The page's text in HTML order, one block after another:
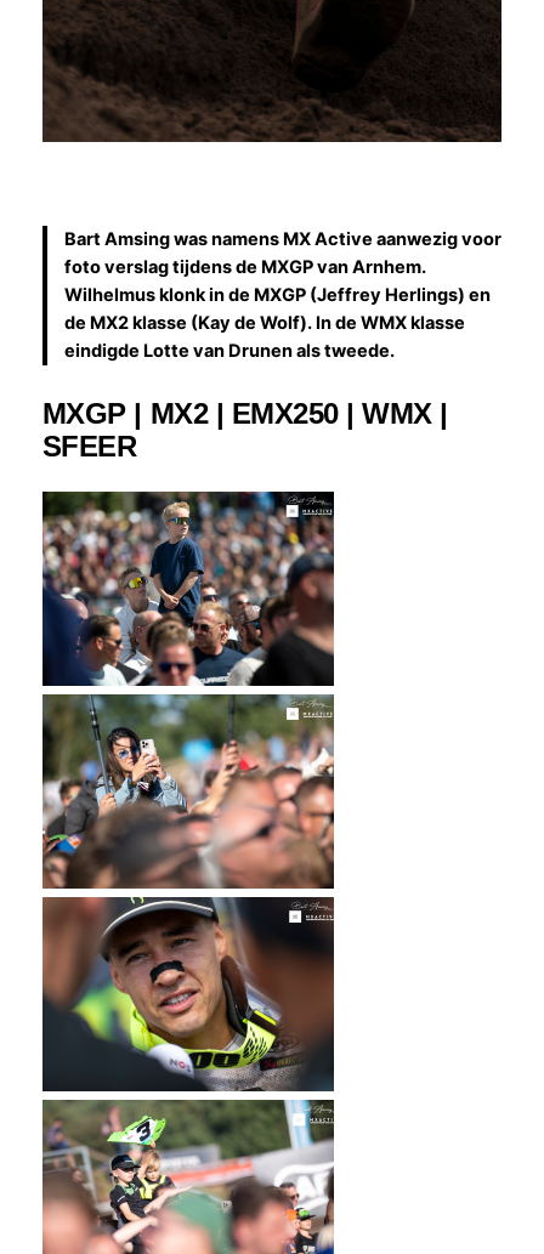
Bart Amsing was namens MX Active aanwezig voor
foto verslag tijdens de MXGP van Arnhem.
Wilhelmus klonk in de MXGP (Jeffrey Herlings) en
de MX2 klasse (Kay de Wolf). In de WMX klasse
eindigde Lotte van Drunen als tweede.
MXGP | MX2 | EMX250 | WMX |
SFEER